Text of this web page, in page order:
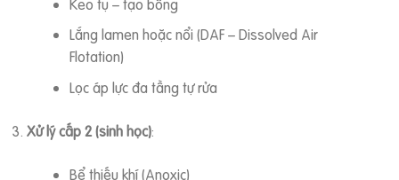
Keo tụ – tạo bông
Lắng lamen hoặc nổi (DAF – Dissolved Air
Flotation)
Lọc áp lực đa tầng tự rửa
Xử lý cấp 2 (sinh học):
Bể thiếu khí (Anoxic)